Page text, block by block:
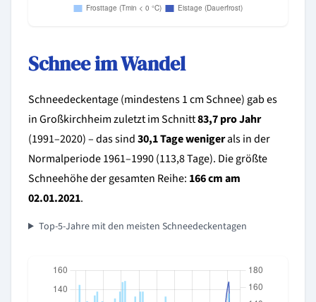
Schnee im Wandel
Schneedeckentage (mindestens 1 cm Schnee) gab es
in Großkirchheim zuletzt im Schnitt83,7 pro Jahr
(1991–2020) – das sind30,1 Tage wenigerals in der
Normalperiode 1961–1990 (113,8 Tage). Die größte
Schneehöhe der gesamten Reihe: 166 cm am
02.01.2021.
Top-5-Jahre mit den meisten Schneedeckentagen